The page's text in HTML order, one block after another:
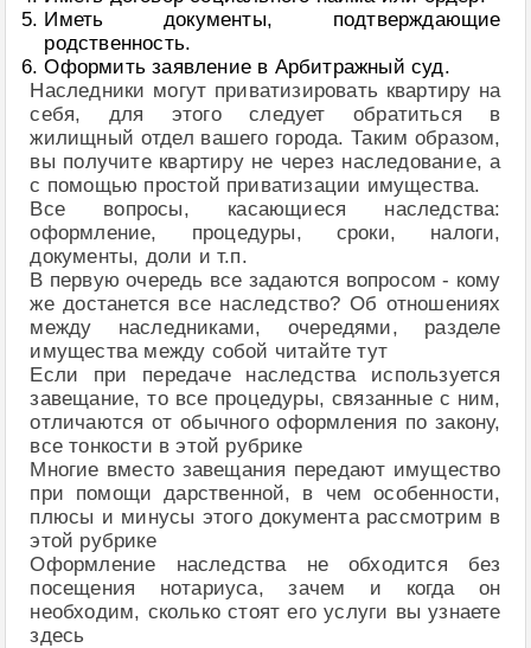
Иметь документы, подтверждающие
родственность.
Оформить заявление в Арбитражный суд.
Наследники могут приватизировать квартиру на
себя, для этого следует обратиться в
жилищный отдел вашего города. Таким образом,
вы получите квартиру не через наследование, а
с помощью простой приватизации имущества.
Все вопросы, касающиеся наследства:
оформление, процедуры, сроки, налоги,
документы, доли и т.п.
В первую очередь все задаются вопросом - кому
же достанется все наследство? Об отношениях
между наследниками, очередями, разделе
имущества между собой читайте тут
Если при передаче наследства используется
завещание, то все процедуры, связанные с ним,
отличаются от обычного оформления по закону,
все тонкости в этой рубрике
Многие вместо завещания передают имущество
при помощи дарственной, в чем особенности,
плюсы и минусы этого документа рассмотрим в
этой рубрике
Оформление наследства не обходится без
посещения нотариуса, зачем и когда он
необходим, сколько стоят его услуги вы узнаете
здесь